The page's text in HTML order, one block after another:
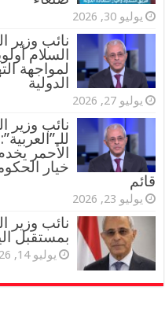
يوليو 30, 2026
نائب وزير
السلام
لمواجهة
الدولية
يوليو 27, 2026
نائب وزير
الأحمر
خيار
قائم
يوليو 23, 2026
نائب وزير
بمستقبل
يوليو 14, 2026